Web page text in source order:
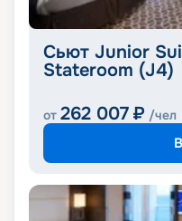
Сьют Junior
Stateroom (J4)
от 262 007 ₽ /чел